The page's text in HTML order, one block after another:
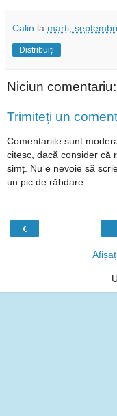
Calin la marți,
Distribuiți
Niciun comentariu:
Trimiteți un
Comentariile sunt
citesc, dacă consider că
simț. Nu e nevoie să
un pic de răbdare.
‹